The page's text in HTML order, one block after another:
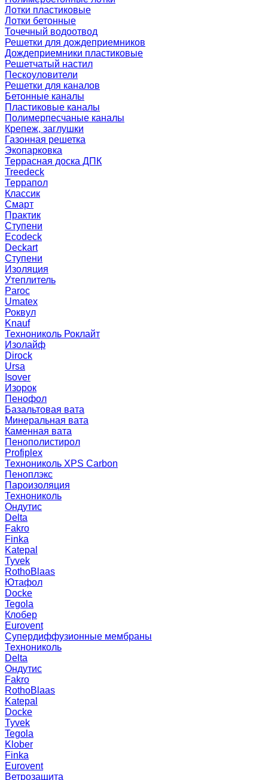
Лотки пластиковые
Лотки бетонные
Точечный водоотвод
Решетки для дождеприемников
Дождеприемники пластиковые
Решетчатый настил
Пескоуловители
Решетки для каналов
Бетонные каналы
Пластиковые каналы
Полимерпесчаные каналы
Крепеж, заглушки
Газонная решетка
Экопарковка
Террасная доска ДПК
Treedeck
Террапол
Классик
Смарт
Практик
Ступени
Ecodeck
Deckart
Ступени
Изоляция
Утеплитель
Paroc
Umatex
Роквул
Knauf
Технониколь Роклайт
Изолайф
Dirock
Ursa
Isover
Изорок
Пенофол
Базальтовая вата
Минеральная вата
Каменная вата
Пенополистирол
Profiplex
Технониколь XPS Carbon
Пеноплэкс
Пароизоляция
Технониколь
Ондутис
Delta
Fakro
Finka
Katepal
Tyvek
RothoBlaas
Ютафол
Docke
Tegola
Клобер
Eurovent
Супердиффузионные мембраны
Технониколь
Delta
Ондутис
Fakro
RothoBlaas
Katepal
Docke
Tyvek
Tegola
Klober
Finka
Eurovent
Ветрозащита